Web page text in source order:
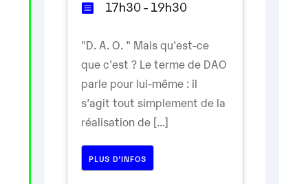
17h30 - 19h30
"D. A. O. " Mais qu'est-ce
que c'est ? Le terme de DAO
parle pour lui-même : il
s’agit tout simplement de la
réalisation de [...]
PLUS D’INFOS